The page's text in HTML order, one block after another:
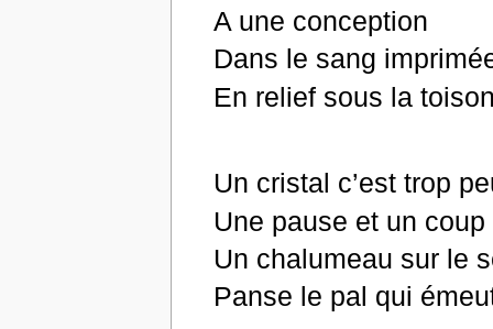
A une conception
Dans le sang
En relief sous la
Un cristal c’est trop
Une pause et un
Un chalumeau sur le
Panse le pal qui